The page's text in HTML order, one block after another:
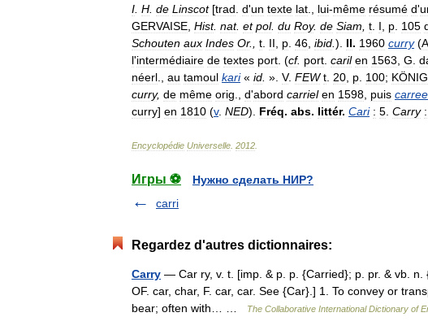
I H de Linscot [trad d'un texte lat lui-même résumé d'
GERVAISE Hist. nat. et pol. du Roy. de Siam t I p 105
Schouten aux Indes Or., t II p 46 ibid ). II. 1960 curry(A
l'intermédiaire de textes port . (cf. port caril en 1563 G
néerl
au tamoul kari« id ». V. FEW t 20 p 100; KÖNIG
curry, de même orig d'abord carriel en 1598 puis carree
curry] en 1810 (v. NED). Fréq. abs. littér. Cari : 5 Carry :
Encyclopédie Universelle 2012
Игры ⚽
Нужно сделать НИР?
carri
Regardez d'autres dictionnaires:
Carry — Car ry, v. t. [imp. & p. p. {Carried}; p. pr. & vb. n.
OF. car, char, F. car, car. See {Car}.] 1. To convey or
bear; often with… …
The Collaborative International Dictionary of